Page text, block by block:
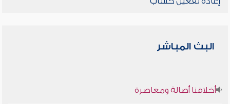
البث المباشر
أخلاقنا أصالة ومعاصرة